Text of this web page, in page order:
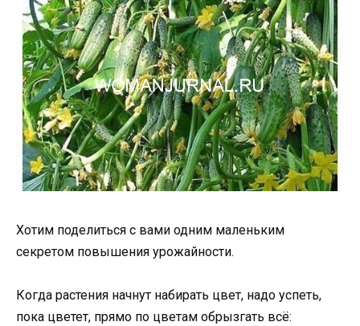
Хотим поделиться с вами одним маленьким
секретом повышения урожайности.
Когда растения начнут набирать цвет, надо успеть,
пока цветет, прямо по цветам обрызгать всё: